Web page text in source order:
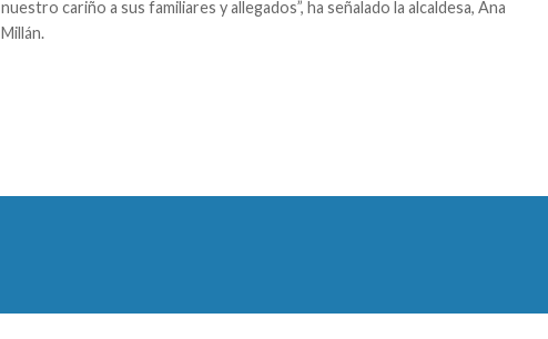
nuestro cariño a sus familiares y allegados”, ha señalado la alcaldesa, Ana
Millán.